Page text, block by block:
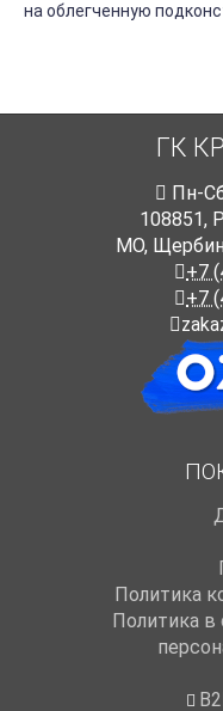
на облегченную
ГК
Пн-
108851,
МО,
+7
+7
Политика
Политика в